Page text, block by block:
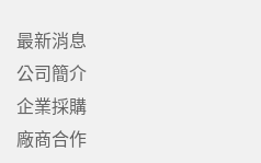
最新消息
公司簡介
企業採購
廠商合作